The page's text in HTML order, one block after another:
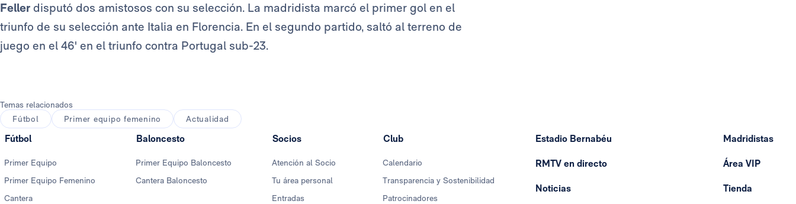
Feller disputó dos amistosos con su selección. La madridista marcó el primer gol en el
triunfo de su selección ante Italia en Florencia. En el segundo partido, saltó al terreno de
juego en el 46' en el triunfo contra Portugal sub-23.
Temas relacionados
Fútbol
Primer equipo femenino Actualidad
Fútbol
Primer Equipo
Primer Equipo Femenino
Cantera
Baloncesto
Primer Equipo Baloncesto
Cantera Baloncesto
Socios
Atención al Socio
Tu área personal
Entradas
Club
Calendario
Transparencia y Sostenibilidad
Patrocinadores
Estadio Bernabéu
RMTV en directo
Noticias
Madridistas
Área VIP
Tienda